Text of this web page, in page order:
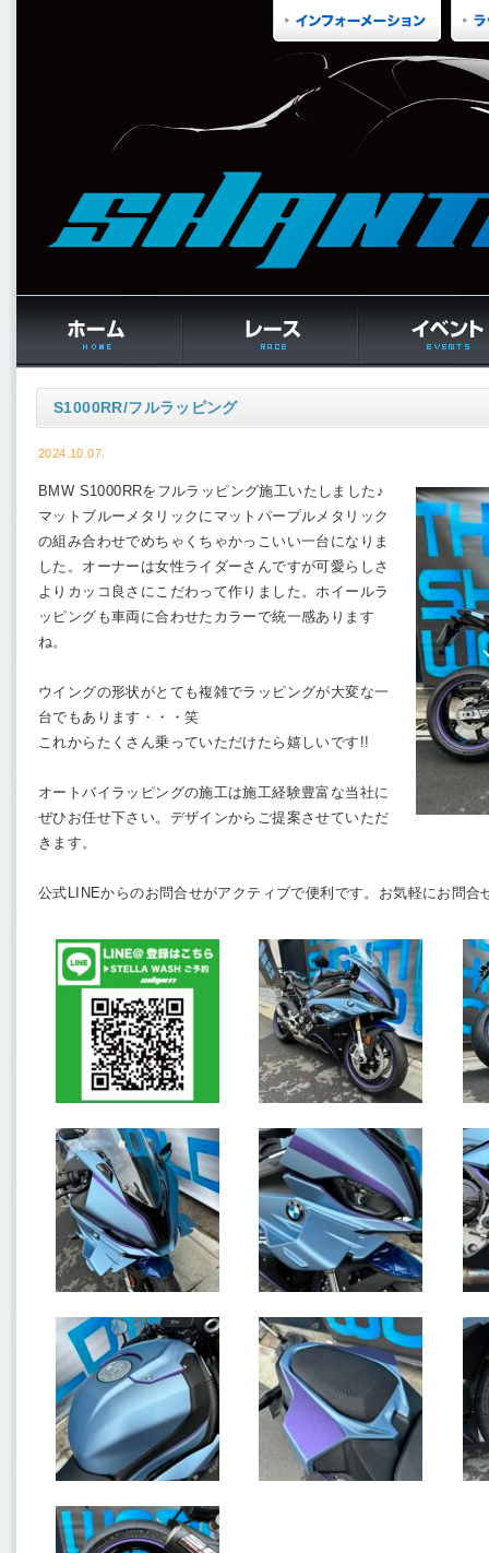
S1000RR/フルラッピング
2024.10.07.
BMW S1000RRをフルラッピング施工いたしました♪
マットブルーメタリックにマットパープルメタリック
の組み合わせでめちゃくちゃかっこいい一台になりま
した。オーナーは女性ライダーさんですが可愛らしさ
よりカッコ良さにこだわって作りました。ホイールラ
ッピングも車両に合わせたカラーで統一感あります
ね。
ウイングの形状がとても複雑でラッピングが大変な一
台でもあります・・・笑
これからたくさん乗っていただけたら嬉しいです!!
オートバイラッピングの施工は施工経験豊富な当社に
ぜひお任せ下さい。デザインからご提案させていただ
きます。
公式LINEからのお問合せがアクティブで便利です。お気軽にお問合